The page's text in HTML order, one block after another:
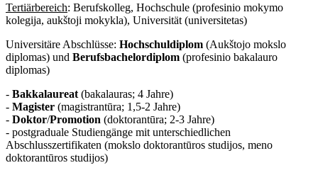
Tertiärbereich: Berufskolleg, Hochschule (profesinio mokymo
kolegija, aukštoji mokykla), Universität (universitetas)
Universitäre Abschlüsse: Hochschuldiplom (Aukštojo mokslo
diplomas) und Berufsbachelordiplom (profesinio bakalauro
diplomas)
- Bakkalaureat (bakalauras; 4 Jahre)
- Magister (magistrantūra; 1,5-2 Jahre)
- Doktor/Promotion (doktorantūra; 2-3 Jahre)
- postgraduale Studiengänge mit unterschiedlichen
Abschlusszertifikaten (mokslo doktorantūros studijos, meno
doktorantūros studijos)